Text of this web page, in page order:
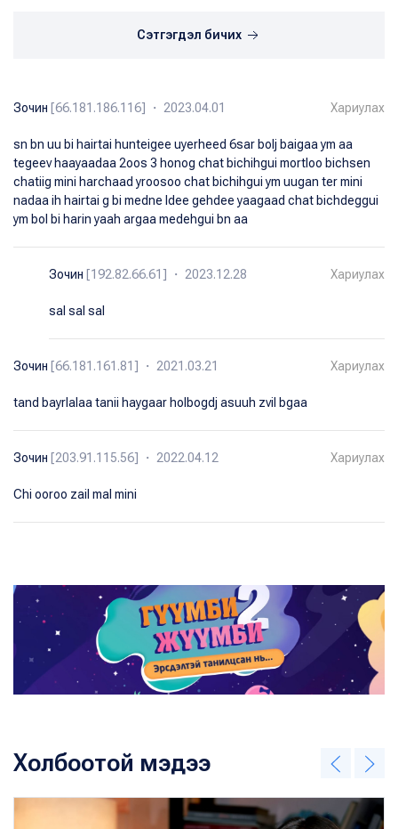
Сэтгэгдэл бичих
Зочин [66.181.186.116] ・ 2023.04.01 Хариулах
sn bn uu bi hairtai hunteigee uyerheed 6sar bolj baigaa ym aa
tegeev haayaadaa 2oos 3 honog chat bichihgui mortloo bichsen
chatiig mini harchaad yroosoo chat bichihgui ym uugan ter mini
nadaa ih hairtai g bi medne ldee gehdee yaagaad chat bichdeggui
ym bol bi harin yaah argaa medehgui bn aa
Зочин [192.82.66.61] ・ 2023.12.28 Хариулах
sal sal sal
Зочин [66.181.161.81] ・ 2021.03.21 Хариулах
tand bayrlalaa tanii haygaar holbogdj asuuh zvil bgaa
Зочин [203.91.115.56] ・ 2022.04.12 Хариулах
Chi ooroo zail mal mini
Холбоотой мэдээ